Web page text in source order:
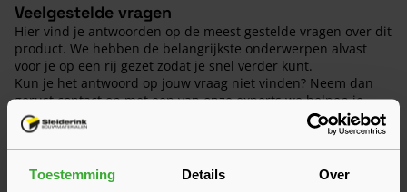
Toestemming Details Over
Veelgestelde vragen
Hier vind je antwoorden op de meest gestelde vragen over dit
product. We hebben de belangrijkste onderwerpen alvast
voor je op een rij gezet zodat je snel verder kunt.
Kun je het antwoord op jouw vraag niet vinden? Neem dan
gerust contact op met een van onze experts we helpen je
graag verder!
Stel je vraag